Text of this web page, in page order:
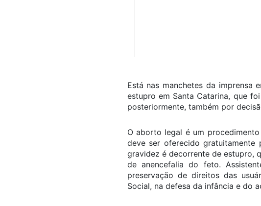
Está nas manchetes da imprensa
estupro em Santa Catarina, que
posteriormente, também por
O aborto legal é um
deve ser oferecido gratuitamente
gravidez é decorrente de estupro,
de anencefalia do feto.
preservação de direitos das
Social, na defesa da infância e do